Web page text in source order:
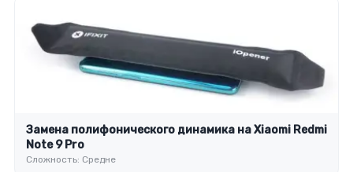
Замена полифонического динамика на Xiaomi Redmi
Note 9 Pro
Сложность: Средне